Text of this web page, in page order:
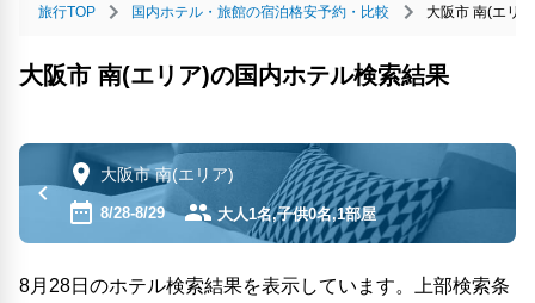
旅行TOP 国内ホテル・旅館の宿泊格安予約・比較 大阪市 南(エリ
大阪市 南(エリア)の国内ホテル検索結果
大阪市 南(エリア)
8/28-8/29 大人1名,子供0名,1部屋
8月28日のホテル検索結果を表示しています。上部検索条